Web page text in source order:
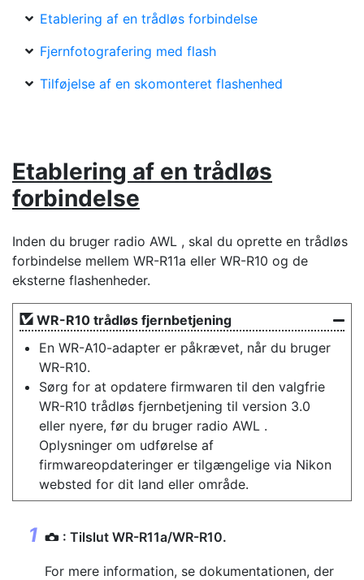
Etablering af en trådløs forbindelse
Fjernfotografering med flash
Tilføjelse af en skomonteret flashenhed
Etablering af en trådløs
forbindelse
Inden du bruger radio AWL , skal du oprette en trådløs
forbindelse mellem WR-R11a eller WR-R10 og de
eksterne flashenheder.
WR-R10 trådløs fjernbetjening
En WR-A10-adapter er påkrævet, når du bruger
WR-R10.
Sørg for at opdatere firmwaren til den valgfrie
WR-R10 trådløs fjernbetjening til version 3.0
eller nyere, før du bruger radio AWL .
Oplysninger om udførelse af
firmwareopdateringer er tilgængelige via Nikon
websted for dit land eller område.
C : Tilslut WR-R11a/WR-R10.
For mere information, se dokumentationen, der